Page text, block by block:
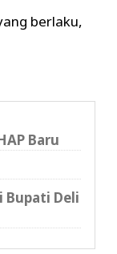
berlaku,
Baru
Bupati Deli